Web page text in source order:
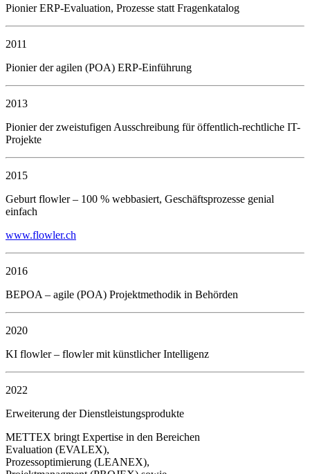
Pionier ERP-Evaluation, Prozesse statt Fragenkatalog
2011
Pionier der agilen (POA) ERP-Einführung
2013
Pionier der zweistufigen Ausschreibung für öffentlich-rechtliche IT-
Projekte
2015
Geburt flowler – 100 % webbasiert, Geschäftsprozesse genial
einfach
www.flowler.ch
2016
BEPOA – agile (POA) Projektmethodik in Behörden
2020
KI flowler – flowler mit künstlicher Intelligenz
2022
Erweiterung der Dienstleistungsprodukte
METTEX bringt Expertise in den Bereichen
Evaluation (EVALEX),
Prozessoptimierung (LEANEX),